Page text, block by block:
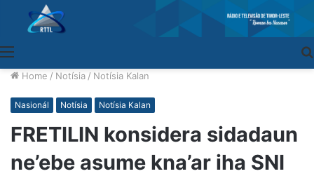
Home / Notísia / Notísia Kalan
Nasionál Notísia Notísia Kalan
FRETILIN konsidera sidadaun
ne’ebe asume kna’ar iha SNI